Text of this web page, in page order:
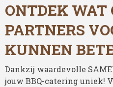
ONTDEK WAT
PARTNERS
KUNNEN
Dankzij waardevolle
jouw BBQ-catering uniek!